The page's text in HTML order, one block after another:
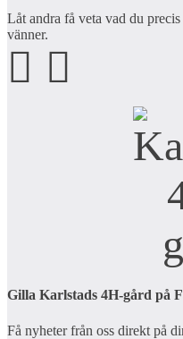
Låt andra få veta vad du
vänner.
Gilla Karlstads 4H-gård på
Få nyheter från oss direkt på